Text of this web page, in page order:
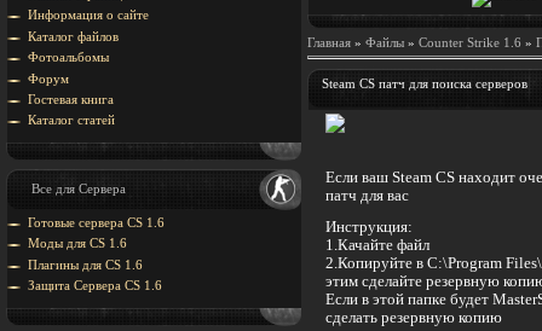
Информация о сайте
Каталог файлов
Фотоальбомы
Форум
Гостевая книга
Каталог статей
Все для Сервера
Готовые сервера CS 1.6
Моды для CS 1.6
Плагины для CS 1.6
Защита Cервера CS 1.6
Главная » Файлы » Counter Strike 1.6 »
Steam CS патч для поиска серверов
Если ваш Steam CS находит
патч для вас
Инструкция:
1.Качайте файл
2.Копируйте в C:\Program
этим сделайте резервную
Если в этой папке будет
сделать резервную копию